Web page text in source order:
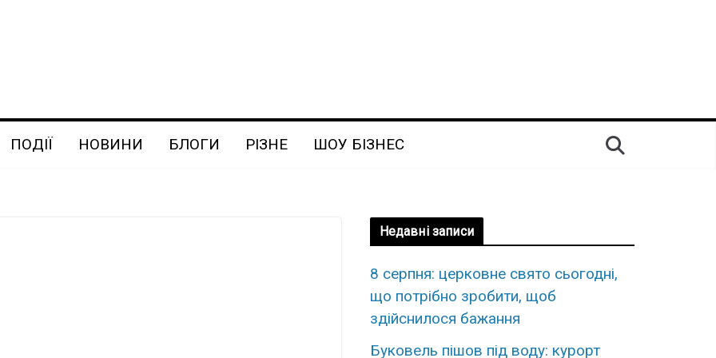
ПОДІЇ НОВИНИ БЛОГИ РІЗНЕ ШОУ БІЗНЕС
Недавні записи
8 серпня: церковне свято сьогодні,
що потрібно зробити, щоб
здійснилося бажання
Буковель пішов під воду: курорт